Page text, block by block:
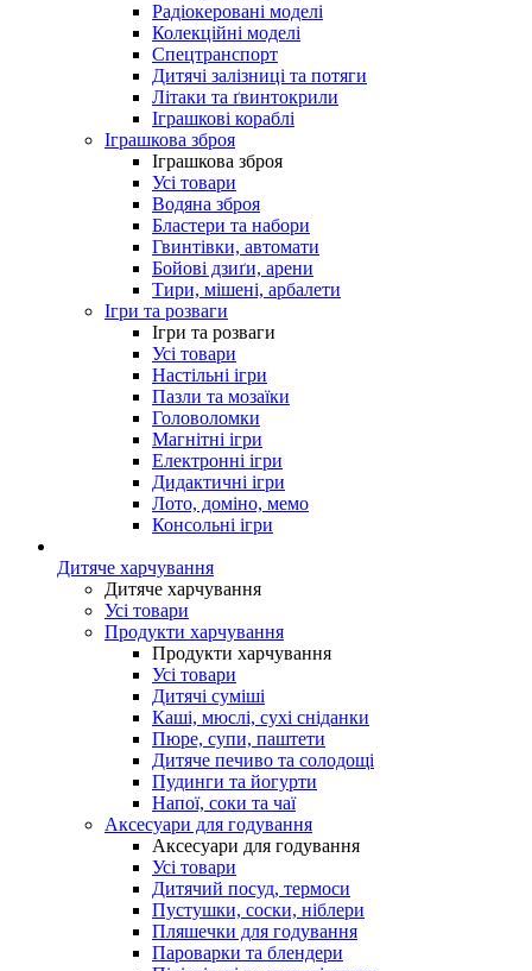
Радіокеровані моделі
Колекційні моделі
Спецтранспорт
Дитячі залізниці та потяги
Літаки та ґвинтокрили
Іграшкові кораблі
Іграшкова зброя
Іграшкова зброя
Усі товари
Водяна зброя
Бластери та набори
Гвинтівки, автомати
Бойові дзиґи, арени
Тири, мішені, арбалети
Ігри та розваги
Ігри та розваги
Усі товари
Настільні ігри
Пазли та мозаїки
Головоломки
Магнітні ігри
Електронні ігри
Дидактичні ігри
Лото, доміно, мемо
Консольні ігри
Дитяче харчування
Дитяче харчування
Усі товари
Продукти харчування
Продукти харчування
Усі товари
Дитячі суміші
Каші, мюслі, сухі сніданки
Пюре, супи, паштети
Дитяче печиво та солодощі
Пудинги та йогурти
Напої, соки та чаї
Аксесуари для годування
Аксесуари для годування
Усі товари
Дитячий посуд, термоси
Пустушки, соски, ніблери
Пляшечки для годування
Пароварки та блендери